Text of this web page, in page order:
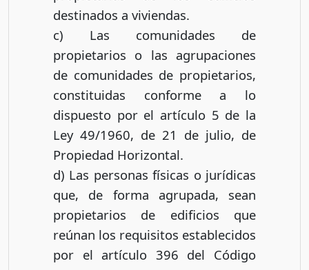
destinados a viviendas.
c) Las comunidades de
propietarios o las agrupaciones
de comunidades de propietarios,
constituidas conforme a lo
dispuesto por el artículo 5 de la
Ley 49/1960, de 21 de julio, de
Propiedad Horizontal.
d) Las personas físicas o jurídicas
que, de forma agrupada, sean
propietarios de edificios que
reúnan los requisitos establecidos
por el artículo 396 del Código